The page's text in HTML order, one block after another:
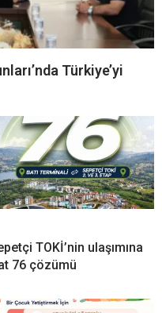
Türkiye’yi
TOKİ’nin ulaşımına
76 çözümü